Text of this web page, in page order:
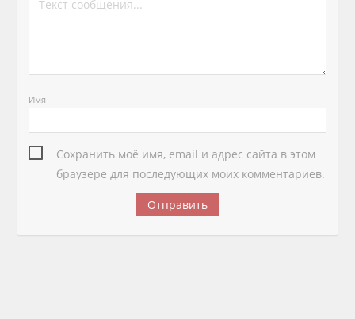
Имя
Сохранить моё имя, email и адрес сайта в этом
браузере для последующих моих комментариев.